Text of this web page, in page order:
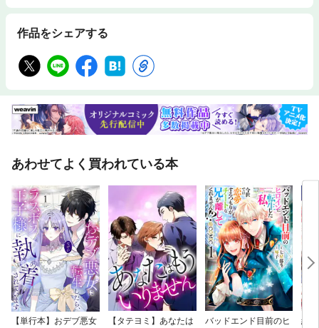
作品をシェアする
あわせてよく買われている本
【単行本】おデブ悪女
【タテヨミ】あなたは
バッドエンド目前のヒ
結